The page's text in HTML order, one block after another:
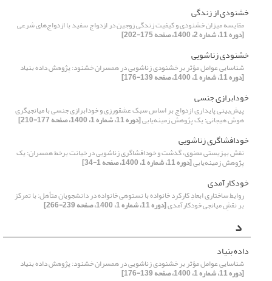
خشنودی از زندگی
مقایسه میزان خشنودی و کیفیت زندگى زوجین در ازدواج سفید با ازدواج‌های شرعی
[دوره 11، شماره 2، 1400، صفحه 175-202]
خشنودی زناشویی
شناسایی عوامل مؤثر بر خشنودی زناشویی در همسران خشنود: پژوهش داده بنیاد
[دوره 11، شماره 1، 1400، صفحه 139-176]
خودابرازی جنسی
پیش‌بینی پایداری ازدواج بر اساس سبک عشق‏ورزی‏ و خودابرازی جنسی با میانجی‏گری
هوش هیجانی: یک پژوهش زمینه‌یابی[دوره 11، شماره 1، 1400، صفحه 177-210]
خودافشاگری زناشویی
نقش بهزیستی معنوی، گذشت و خودافشاگری زناشویی در خیانت برخط همسران: یک
پژوهش زمینه‌یابی[دوره 11، شماره 1، 1400، صفحه 1-34]
خودکارآمدی
روابط ساختاری ابعادِ کارکرد خانواده با نستوهی خانواده در دانشجویان متأهل: با تمرکز
بر نقشِ میانجی خودکارآمدی[دوره 11، شماره 1، 1400، صفحه 239-266]
د
داده بنیاد
شناسایی عوامل مؤثر بر خشنودی زناشویی در همسران خشنود: پژوهش داده بنیاد
[دوره 11، شماره 1، 1400، صفحه 139-176]